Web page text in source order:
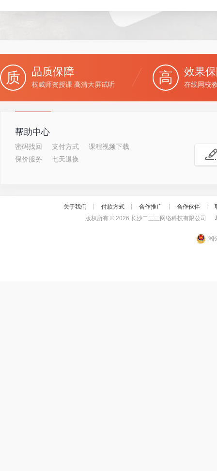
质 品质保障
权威师资授课 高清大屏试听 高 效果
在线网校
帮助中心
密码找回 支付方式
课程视频下载
保价服务
七天退换
关于我们 ┊ 付款方式 ┊ 合作推广 ┊ 合作伙伴 ┊
版权所有 © 2026 长沙二三三网络科技有限公司
湘